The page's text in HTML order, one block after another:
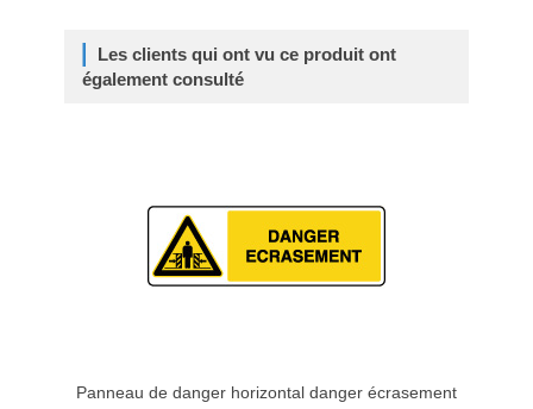
Les clients qui ont vu ce produit ont
également consulté
Panneau de danger horizontal danger écrasement